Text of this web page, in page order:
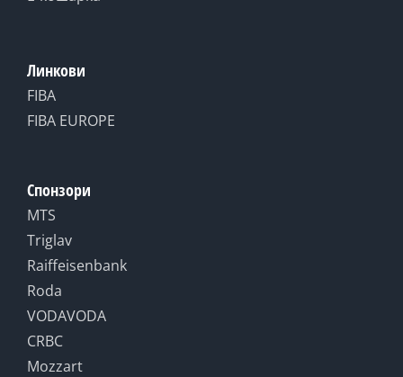
Линкови
FIBA
FIBA EUROPE
Спонзори
MTS
Triglav
Raiffeisenbank
Roda
VODAVODA
CRBC
Mozzart